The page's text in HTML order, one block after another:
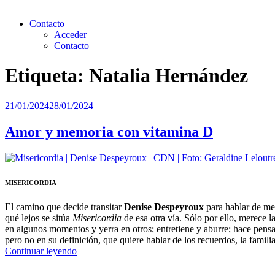
Contacto
Acceder
Contacto
Etiqueta: Natalia Hernández
Publicado
21/01/202428/01/2024
Amor y memoria con vitamina D
MISERICORDIA
El camino que decide transitarDenise Despeyroux para hablar de
qué lejos se sitúa Misericordia de esa otra vía. Sólo por ello, merece
en algunos momentos y yerra en otros; entretiene y aburre; hace
pero no en su definición, que quiere hablar de los recuerdos, la
Continuar leyendo“Amor